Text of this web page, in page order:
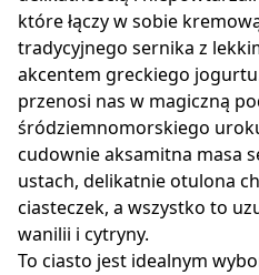
które łączy w sobie
tradycyjnego sernika z
akcentem greckiego
przenosi nas w magiczną
śródziemnomorskiego
cudownie aksamitna masa
ustach, delikatnie otulona
ciasteczek, a wszystko to
wanilii i cytryny.
To ciasto jest idealnym